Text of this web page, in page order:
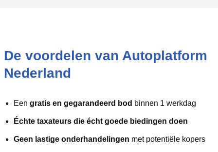
De voordelen van Autoplatform
Nederland
Een gratis en gegarandeerd bod binnen 1 werkdag
Échte taxateurs die écht goede biedingen doen
Geen lastige onderhandelingen met potentiële kopers